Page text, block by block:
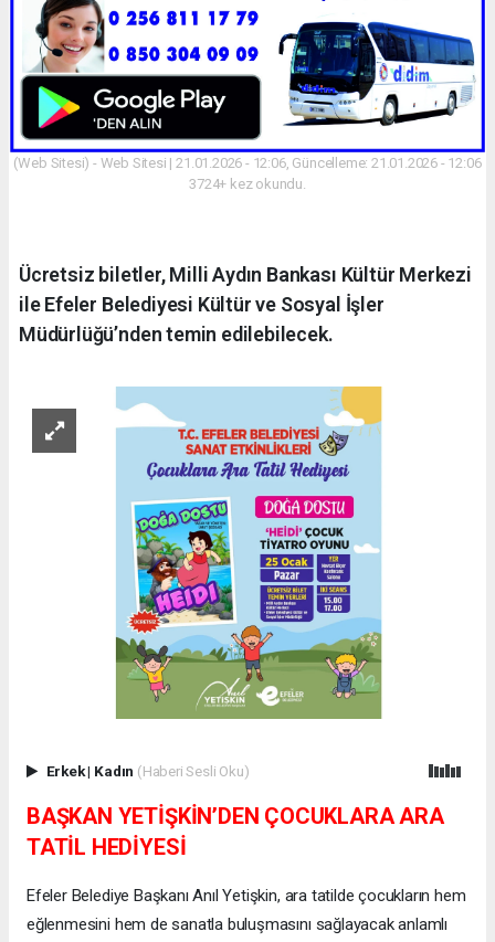
(Web Sitesi) - Web Sitesi | 21.01.2026 - 12:06, Güncelleme: 21.01.2026 - 12:06
3724+ kez okundu.
Ücretsiz biletler, Milli Aydın Bankası Kültür Merkezi
ile Efeler Belediyesi Kültür ve Sosyal İşler
Müdürlüğü’nden temin edilebilecek.
Erkek| Kadın (Haberi Sesli Oku)
BAŞKAN YETİŞKİN’DEN ÇOCUKLARA ARA
TATİL HEDİYESİ
Efeler Belediye Başkanı Anıl Yetişkin, ara tatilde çocukların hem
eğlenmesini hem de sanatla buluşmasını sağlayacak anlamlı